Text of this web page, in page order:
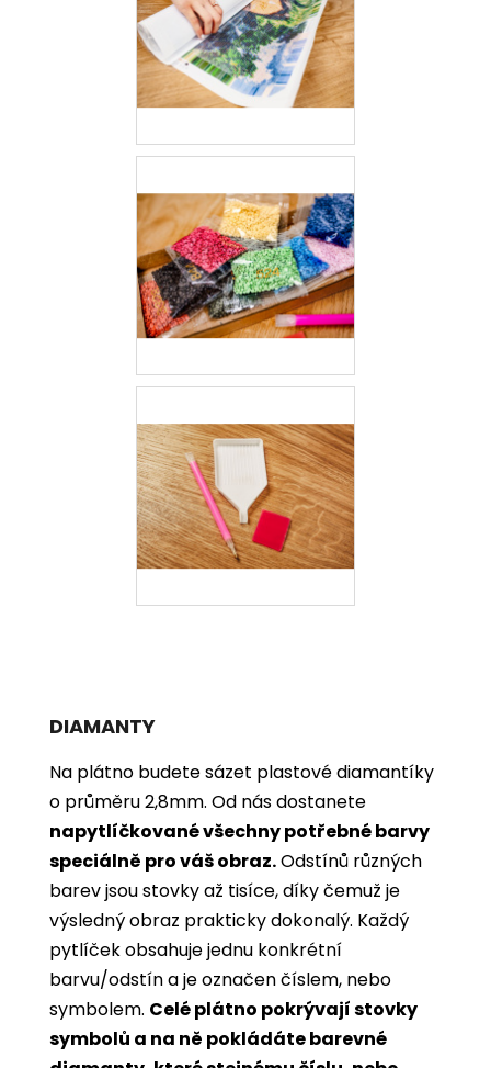
DIAMANTY
Na plátno budete sázet plastové diamantíky
o průměru 2,8mm. Od nás dostanete
napytlíčkované všechny potřebné barvy
speciálně pro váš obraz.Odstínů různých
barev jsou stovky až tisíce, díky čemuž je
výsledný obraz prakticky dokonalý. Každý
pytlíček obsahuje jednu konkrétní
barvu/odstín a je označen číslem, nebo
symbolem. Celé plátno pokrývají stovky
symbolů a na ně pokládáte barevné